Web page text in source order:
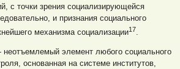
с точки зрения социализирующейся
и признания социального
механизма социализации17
элемент любого социального
основанная на системе институтов,